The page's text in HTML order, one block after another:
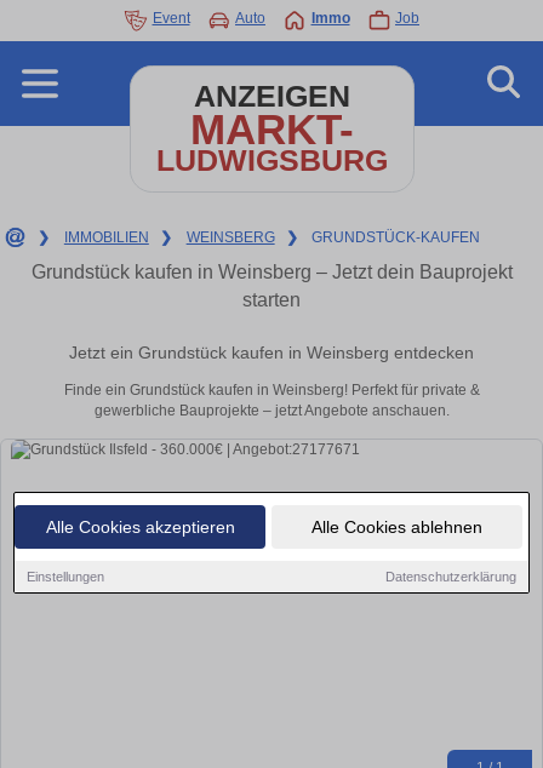
Alle Cookies akzeptieren Alle Cookies ablehnen
Einstellungen Datenschutzerklärung
Event Auto Immo Job
ANZEIGEN
MARKT-
LUDWIGSBURG
❯ IMMOBILIEN ❯ WEINSBERG ❯ GRUNDSTÜCK-KAUFEN
Grundstück kaufen in Weinsberg – Jetzt dein Bauprojekt
starten
Jetzt ein Grundstück kaufen in Weinsberg entdecken
Finde ein Grundstück kaufen in Weinsberg! Perfekt für private &
gewerbliche Bauprojekte – jetzt Angebote anschauen.